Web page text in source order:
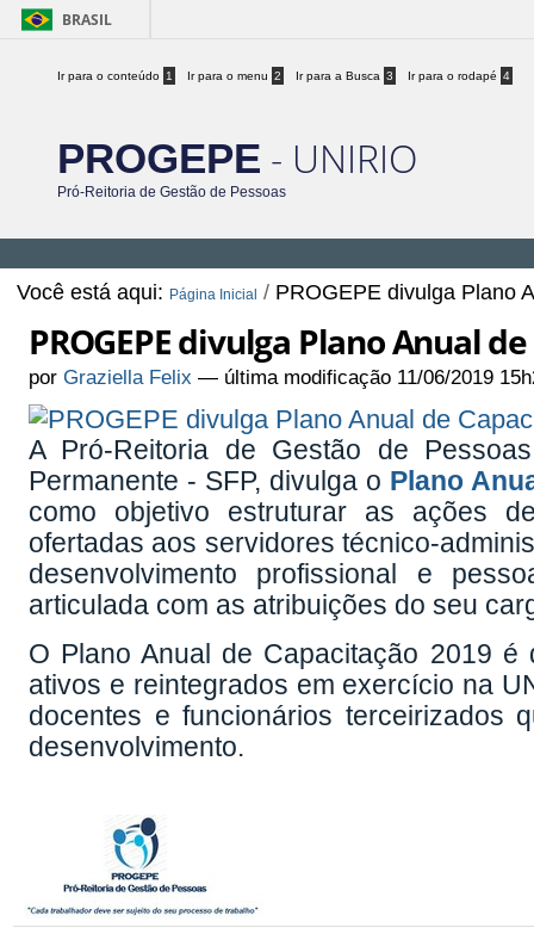
BRASIL
Ir para o conteúdo 1 Ir para o menu 2 Ir para a Busca 3 Ir para o rodapé 4
PROGEPE - UNIRIO
Pró-Reitoria de Gestão de Pessoas
Você está aqui: Página Inicial / PROGEPE divulga Plano
PROGEPE divulga Plano Anual
porGraziella Felix — última modificação 11/06/2019
A Pró-Reitoria de Gestão de
Permanente - SFP, divulga o Plano
como objetivo estruturar as ações
ofertadas aos servidores técnico-
desenvolvimento profissional e
articulada com as atribuições do seu
O Plano Anual de Capacitação 2019 é
ativos e reintegrados em exercício na
docentes e funcionários terceirizados
desenvolvimento.